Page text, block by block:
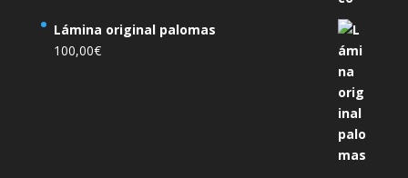
Lámina original palomas
100,00€